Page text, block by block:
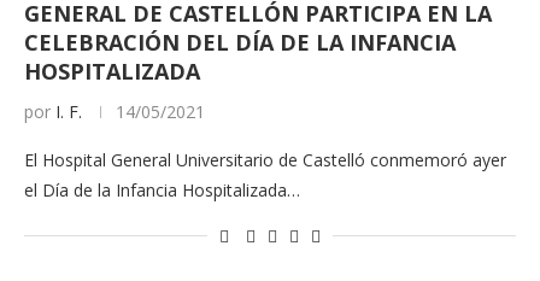
GENERAL DE CASTELLÓN PARTICIPA EN LA
CELEBRACIÓN DEL DÍA DE LA INFANCIA
HOSPITALIZADA
por I. F. 14/05/2021
El Hospital General Universitario de Castelló conmemoró ayer
el Día de la Infancia Hospitalizada…